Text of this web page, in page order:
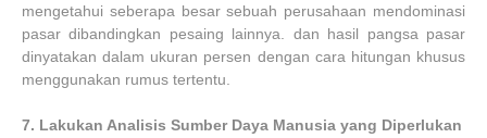
mengetahui seberapa besar sebuah perusahaan mendominasi
pasar dibandingkan pesaing lainnya. dan hasil pangsa pasar
dinyatakan dalam ukuran persen dengan cara hitungan khusus
menggunakan rumus tertentu.
7. Lakukan Analisis Sumber Daya Manusia yang Diperlukan